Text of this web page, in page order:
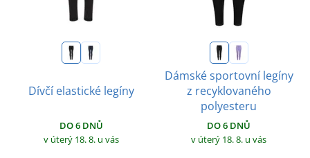
Dívčí elastické legíny
DO 6 DNŮ
v úterý 18. 8. u vás
Dámské sportovní legíny
z recyklovaného
polyesteru
DO 6 DNŮ
v úterý 18. 8. u vás